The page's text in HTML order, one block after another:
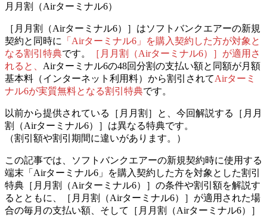
月月割（Airターミナル6）
［月月割（Airターミナル6）］はソフトバンクエアーの新規
契約と同時に
「Airターミナル6」を購入契約した方が対象と
なる割引特典です。
［月月割（Airターミナル6）］が適用さ
れると、 Airターミナル6の48回分割の支払い額と同額が月額
基本料（インターネット利用料）から割引されてAirターミ
ナル6が実質無料となる割引特典です。
以前から提供されている［月月割］と、今回解説する［月月
割（Airターミナル6）］は異なる特典です。
（割引額や割引期間に違いがあります。）
この記事では、ソフトバンクエアーの新規契約時に使用する
端末「Airターミナル6」を購入契約した方を対象とした割引
特典［月月割（Airターミナル6）］の条件や割引額を解説す
るとともに、［月月割（Airターミナル6）］が適用された場
合の毎月の支払い額、そして［月月割（Airターミナル6）］